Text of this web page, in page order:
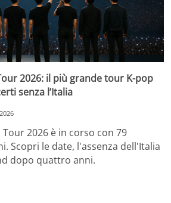
2026: il più grande tour K-pop
senza l’Italia
2026 è in corso con 79
Scopri le date, l'assenza dell'Italia
dopo quattro anni.